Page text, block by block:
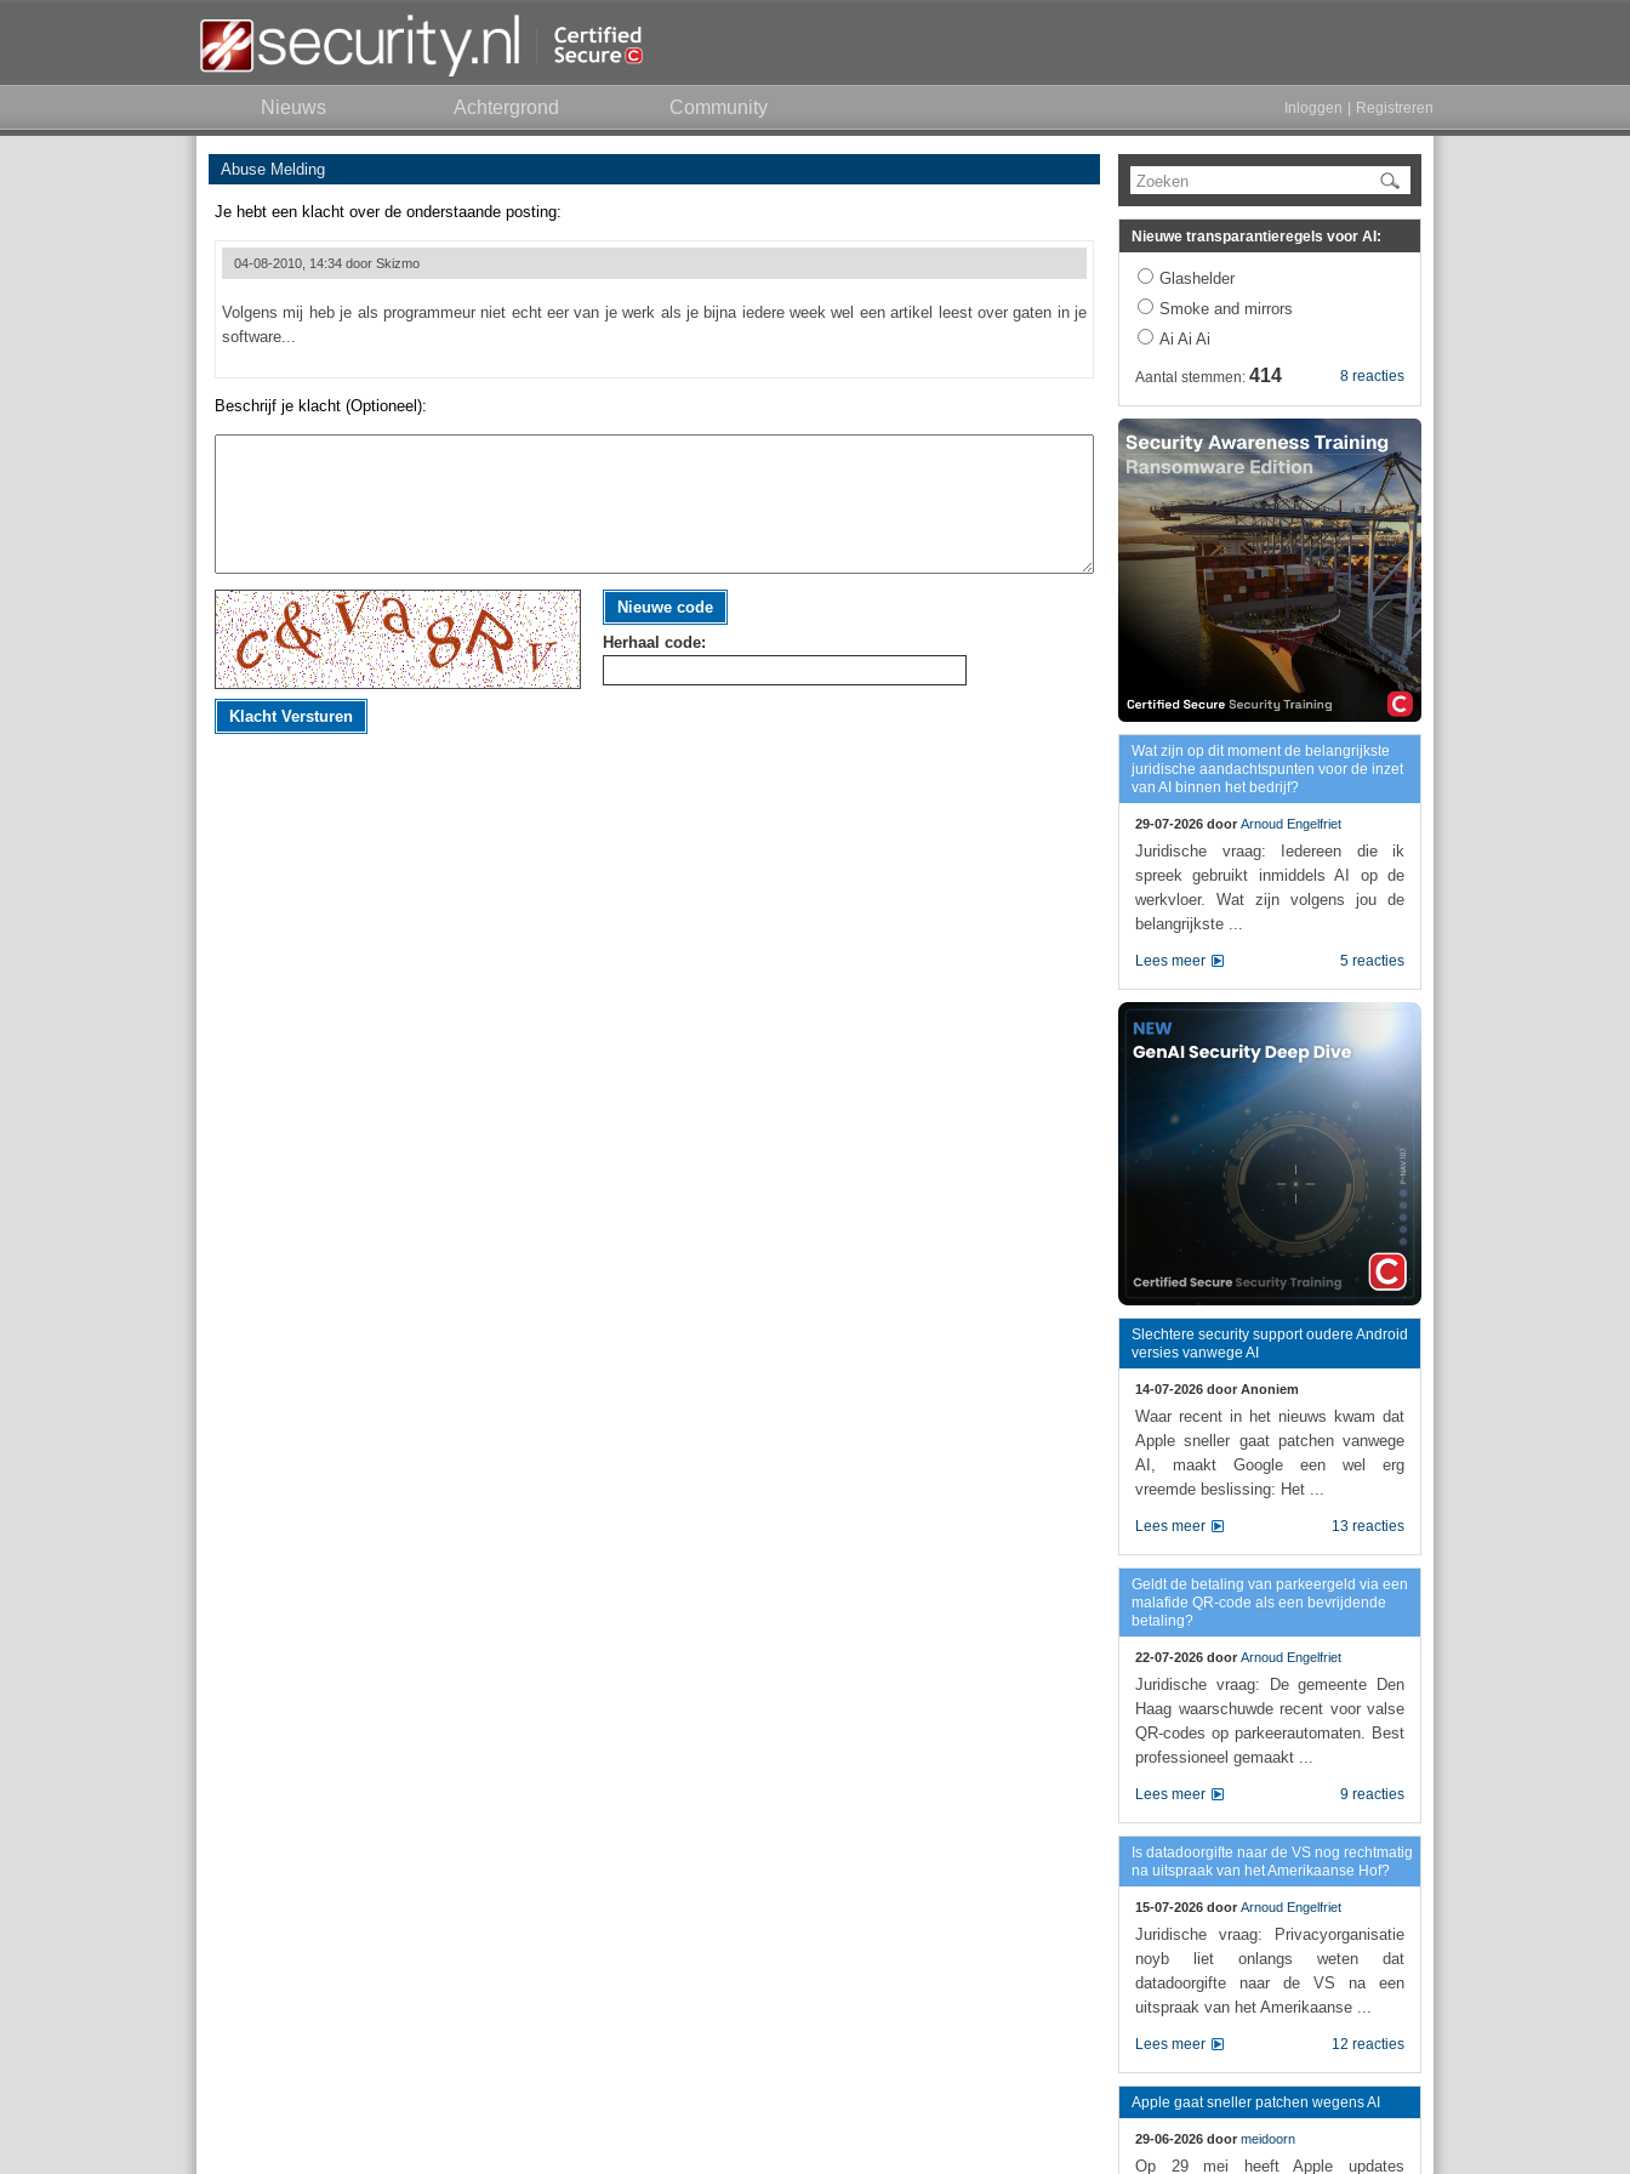
Nieuws Achtergrond Community Inloggen Registreren
Abuse Melding
Je hebt een klacht over de onderstaande posting:
04-08-2010, 14:34 door Skizmo
Volgens mij heb je als programmeur niet echt eer van je werk als je bijna iedere week wel een artikel leest over gaten in je
software...
Beschrijf je klacht (Optioneel):
Nieuwe code
Herhaal code:
Klacht Versturen
Zoeken
Nieuwe transparantieregels voor AI:
Glashelder
Smoke and mirrors
Ai Ai Ai
8 reacties
Aantal stemmen: 414
Wat zijn op dit moment de belangrijkste
juridische aandachtspunten voor de inzet
van AI binnen het bedrijf?
29-07-2026 door Arnoud Engelfriet
Juridische vraag: Iedereen die ik
spreek gebruikt inmiddels AI op de
werkvloer. Wat zijn volgens jou de
belangrijkste ...
5 reacties
Lees meer
Slechtere security support oudere Android
versies vanwege AI
14-07-2026 door Anoniem
Waar recent in het nieuws kwam dat
Apple sneller gaat patchen vanwege
AI, maakt Google een wel erg
vreemde beslissing: Het ...
13 reacties
Lees meer
Geldt de betaling van parkeergeld via een
malafide QR-code als een bevrijdende
betaling?
22-07-2026 door Arnoud Engelfriet
Juridische vraag: De gemeente Den
Haag waarschuwde recent voor valse
QR-codes op parkeerautomaten. Best
professioneel gemaakt ...
9 reacties
Lees meer
Is datadoorgifte naar de VS nog rechtmatig
na uitspraak van het Amerikaanse Hof?
15-07-2026 door Arnoud Engelfriet
Juridische vraag: Privacyorganisatie
noyb liet onlangs weten dat
datadoorgifte naar de VS na een
uitspraak van het Amerikaanse ...
12 reacties
Lees meer
Apple gaat sneller patchen wegens AI
29-06-2026 door meidoorn
Op 29 mei heeft Apple updates